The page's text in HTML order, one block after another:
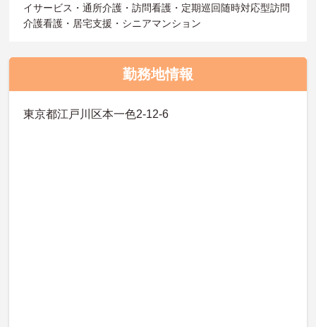
イサービス・通所介護・訪問看護・定期巡回随時対応型訪問
介護看護・居宅支援・シニアマンション
勤務地情報
東京都江戸川区本一色2-12-6